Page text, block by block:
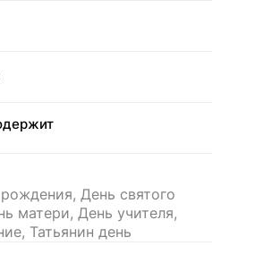
День святого
матери, День учителя,
Татьянин день